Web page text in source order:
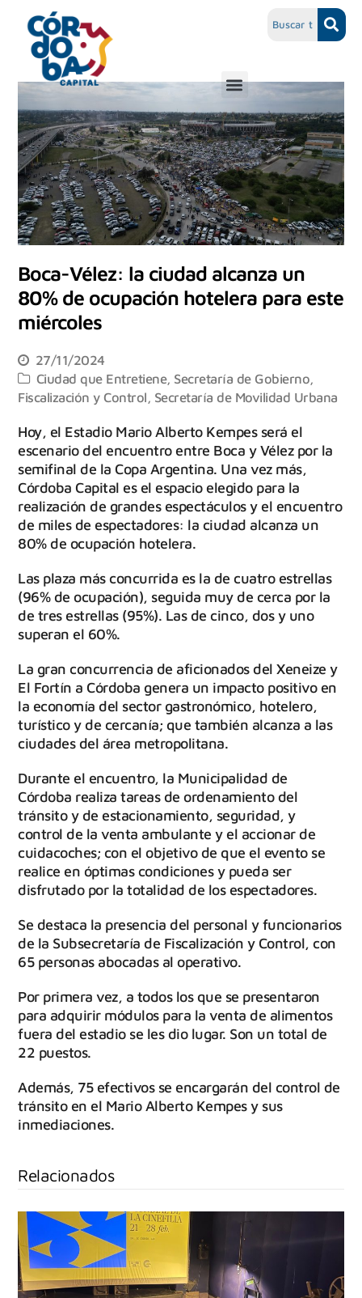
Boca-Vélez: la ciudad alcanza un
80% de ocupación hotelera para este
miércoles
27/11/2024
Ciudad que Entretiene, Secretaría de Gobierno,
Fiscalización y Control Secretaría de Movilidad Urbana
Hoy, el Estadio Mario Alberto Kempes será el
escenario del encuentro entre Boca y Vélez por la
semifinal de la Copa Argentina. Una vez más,
Córdoba Capital es el espacio elegido para la
realización de grandes espectáculos y el encuentro
de miles de espectadores: la ciudad alcanza un
80% de ocupación hotelera.
Las plaza más concurrida es la de cuatro estrellas
(96% de ocupación), seguida muy de cerca por la
de tres estrellas (95%). Las de cinco, dos y uno
superan el 60%.
La gran concurrencia de aficionados del Xeneize y
El Fortín a Córdoba genera un impacto positivo en
la economía del sector gastronómico, hotelero,
turístico y de cercanía; que también alcanza a las
ciudades del área metropolitana.
Durante el encuentro, la Municipalidad de
Córdoba realiza tareas de ordenamiento del
tránsito y de estacionamiento, seguridad, y
control de la venta ambulante y el accionar de
cuidacoches; con el objetivo de que el evento se
realice en óptimas condiciones y pueda ser
disfrutado por la totalidad de los espectadores.
Se destaca la presencia del personal y funcionarios
de la Subsecretaría de Fiscalización y Control, con
65 personas abocadas al operativo.
Por primera vez, a todos los que se presentaron
para adquirir módulos para la venta de alimentos
fuera del estadio se les dio lugar. Son un total de
22 puestos.
Además, 75 efectivos se encargarán del control de
tránsito en el Mario Alberto Kempes y sus
inmediaciones.
Relacionados